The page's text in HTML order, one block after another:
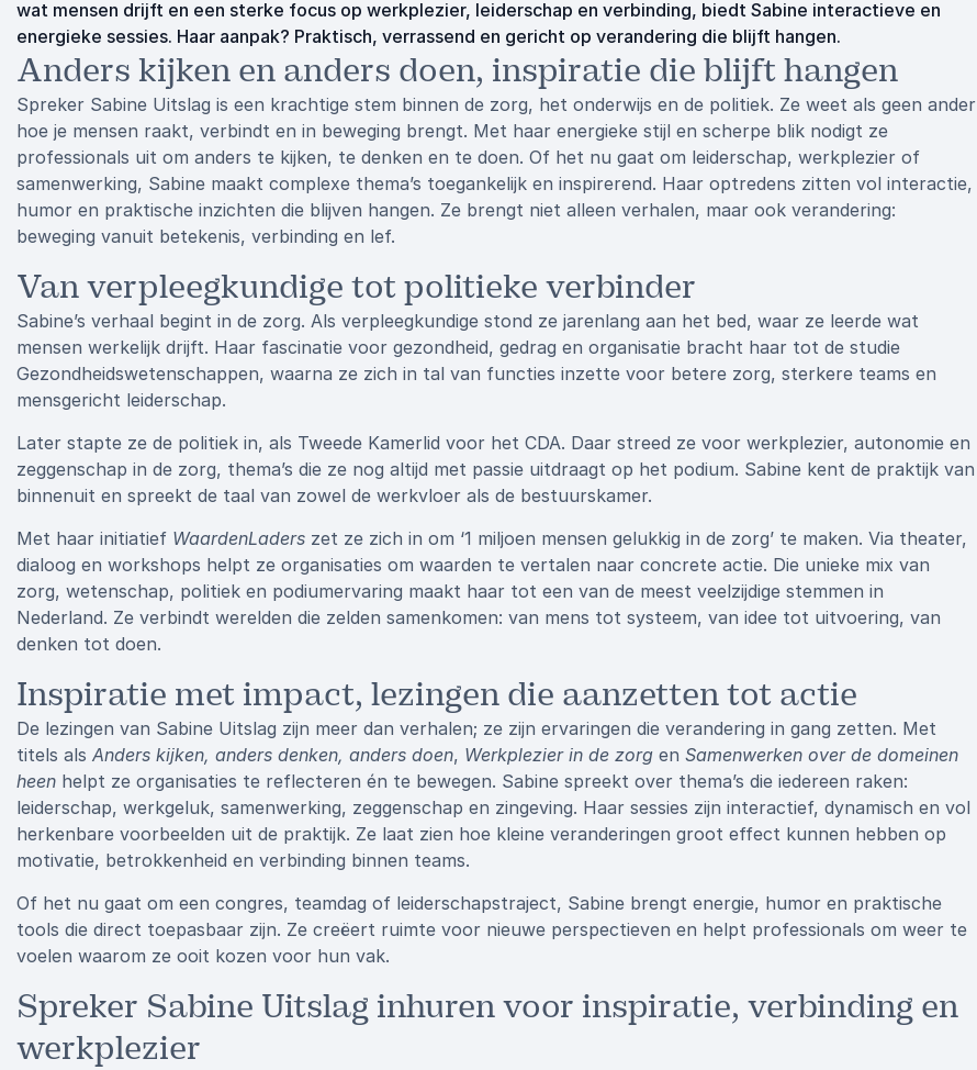
wat mensen drijft en een sterke focus op werkplezier, leiderschap en verbinding, biedt Sabine interactieve en
energieke sessies. Haar aanpak? Praktisch, verrassend en gericht op verandering die blijft hangen.
Anders kijken en anders doen, inspiratie die blijft hangen
Spreker Sabine Uitslag is een krachtige stem binnen de zorg, het onderwijs en de politiek. Ze weet als geen ander
hoe je mensen raakt, verbindt en in beweging brengt. Met haar energieke stijl en scherpe blik nodigt ze
professionals uit om anders te kijken, te denken en te doen. Of het nu gaat om leiderschap, werkplezier of
samenwerking, Sabine maakt complexe thema’s toegankelijk en inspirerend. Haar optredens zitten vol interactie,
humor en praktische inzichten die blijven hangen. Ze brengt niet alleen verhalen, maar ook verandering:
beweging vanuit betekenis, verbinding en lef.
Van verpleegkundige tot politieke verbinder
Sabine’s verhaal begint in de zorg. Als verpleegkundige stond ze jarenlang aan het bed, waar ze leerde wat
mensen werkelijk drijft. Haar fascinatie voor gezondheid, gedrag en organisatie bracht haar tot de studie
Gezondheidswetenschappen, waarna ze zich in tal van functies inzette voor betere zorg, sterkere teams en
mensgericht leiderschap.
Later stapte ze de politiek in, als Tweede Kamerlid voor het CDA. Daar streed ze voor werkplezier, autonomie en
zeggenschap in de zorg, thema’s die ze nog altijd met passie uitdraagt op het podium. Sabine kent de praktijk van
binnenuit en spreekt de taal van zowel de werkvloer als de bestuurskamer.
Met haar initiatief WaardenLaders zet ze zich in om ‘1 miljoen mensen gelukkig in de zorg’ te maken. Via theater,
dialoog en workshops helpt ze organisaties om waarden te vertalen naar concrete actie. Die unieke mix van
zorg, wetenschap, politiek en podiumervaring maakt haar tot een van de meest veelzijdige stemmen in
Nederland. Ze verbindt werelden die zelden samenkomen: van mens tot systeem, van idee tot uitvoering, van
denken tot doen.
Inspiratie met impact, lezingen die aanzetten tot actie
De lezingen van Sabine Uitslag zijn meer dan verhalen; ze zijn ervaringen die verandering in gang zetten. Met
titels als Anders kijken, anders denken, anders doen, Werkplezier in de zorg en Samenwerken over de domeinen
heen helpt ze organisaties te reflecteren én te bewegen. Sabine spreekt over thema’s die iedereen raken:
leiderschap, werkgeluk, samenwerking, zeggenschap en zingeving. Haar sessies zijn interactief, dynamisch en vol
herkenbare voorbeelden uit de praktijk. Ze laat zien hoe kleine veranderingen groot effect kunnen hebben op
motivatie, betrokkenheid en verbinding binnen teams.
Of het nu gaat om een congres, teamdag of leiderschapstraject, Sabine brengt energie, humor en praktische
tools die direct toepasbaar zijn. Ze creëert ruimte voor nieuwe perspectieven en helpt professionals om weer te
voelen waarom ze ooit kozen voor hun vak.
Spreker Sabine Uitslag inhuren voor inspiratie, verbinding en
werkplezier